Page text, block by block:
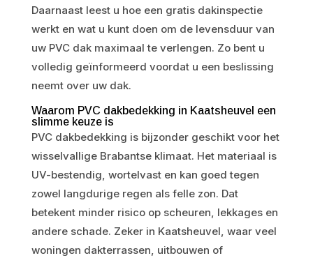
Daarnaast leest u hoe een gratis dakinspectie
werkt en wat u kunt doen om de levensduur van
uw PVC dak maximaal te verlengen. Zo bent u
volledig geïnformeerd voordat u een beslissing
neemt over uw dak.
Waarom PVC dakbedekking in Kaatsheuvel een
slimme keuze is
PVC dakbedekking is bijzonder geschikt voor het
wisselvallige Brabantse klimaat. Het materiaal is
UV-bestendig, wortelvast en kan goed tegen
zowel langdurige regen als felle zon. Dat
betekent minder risico op scheuren, lekkages en
andere schade. Zeker in Kaatsheuvel, waar veel
woningen dakterrassen, uitbouwen of